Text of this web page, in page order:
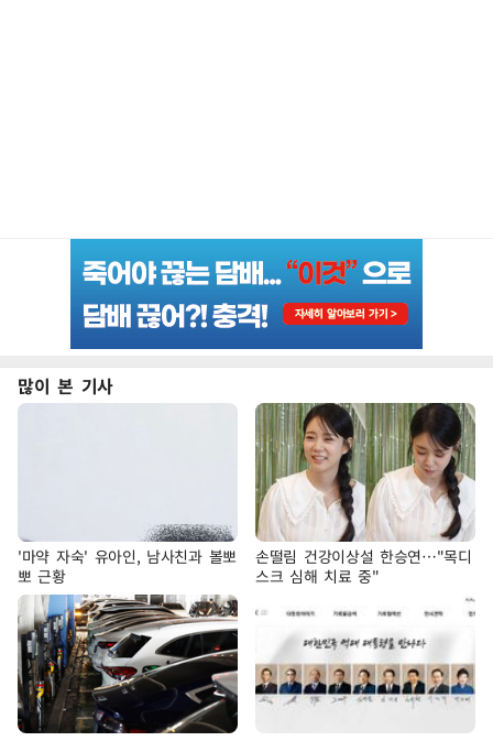
많이 본 기사
'마약 자숙' 유아인, 남사친과 볼뽀
뽀 근황
손떨림 건강이상설 한승연…"목디
스크 심해 치료 중"